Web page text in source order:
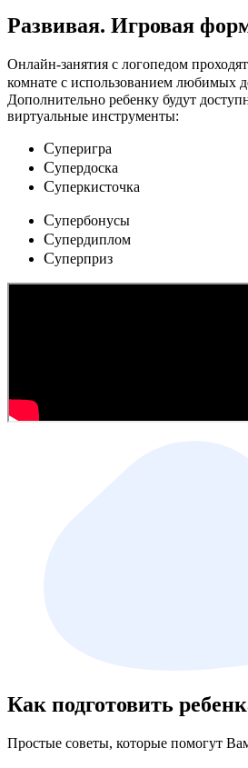
Развивая. Игровая
Онлайн-занятия с логопедом
комнате с использованием любимых
Дополнительно ребенку будут
виртуальные инструменты:
Cуперигра
Cупердоска
Cуперкисточка
Cупербонусы
Cупердиплом
Cуперприз
Как подготовить
Простые советы, которые помогут